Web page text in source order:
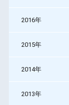
2016年
2015年
2014年
2013年